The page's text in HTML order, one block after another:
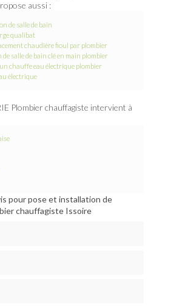
aussi :
de salle de bain
qualibat
chaudière fioul par plombier
salle de bain clé en main plombier
chauffe eau électrique plombier
électrique
Plombier chauffagiste intervient à
pour pose et installation de
chauffagiste Issoire